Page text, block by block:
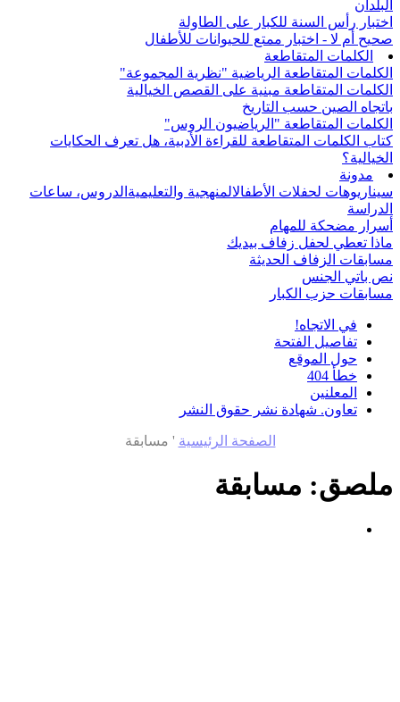
البلدان
اختبار رأس السنة للكبار على الطاولة
صحيح أم لا - اختبار ممتع للحيوانات للأطفال
الكلمات المتقاطعة
الكلمات المتقاطعة الرياضية "نظرية المجموعة"
الكلمات المتقاطعة مبنية على القصص الخيالية
باتجاه الصين حسب التاريخ
الكلمات المتقاطعة "الرياضيون الروس"
كتاب الكلمات المتقاطعة للقراءة الأدبية، هل تعرف الحكايات
الخيالية؟
مدونة
سيناريوهات لحفلات الأطفالالمنهجية والتعليمية الدروس، ساعات
الدراسة
أسرار مضحكة للمهام
ماذا تعطي لحفل زفاف بيديك
مسابقات الزفاف الحديثة
نص باتي الجنس
مسابقات حزب الكبار
في الاتجاه!
تفاصيل الفتحة
حول الموقع
خطأ 404
المعلنين
تعاون. شهادة نشر حقوق النشر
الصفحة الرئيسية ' مسابقة
ملصق: مسابقة